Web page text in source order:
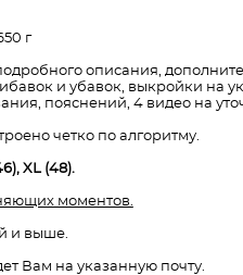
г
описания,
и убавок, выкройки на
пояснений, 4 видео на
четко по алгоритму.
XL (48).
моментов.
и выше.
Вам на указанную почту.